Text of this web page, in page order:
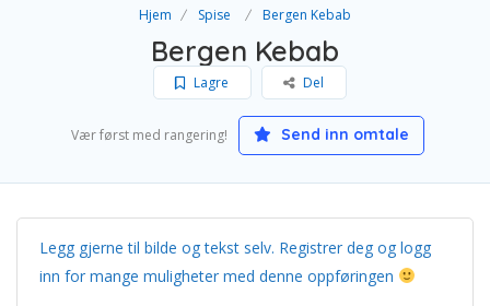
Hjem Spise Bergen Kebab
Bergen Kebab
Lagre Del
Vær først med rangering! Send inn omtale
Legg gjerne til bilde og tekst selv. Registrer deg og logg
inn for mange muligheter med denne oppføringen